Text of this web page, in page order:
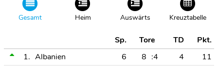
Gesamt Heim Auswärts Kreuztabelle
Sp. Tore TD
Pkt.
1. Albanien 6 8 :4 4
11